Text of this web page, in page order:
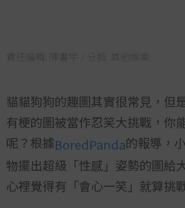
責任編輯: 陳書宇 / 分類: 其他娛樂
貓貓狗狗的趣圖其實很常見，但
有梗的圖被當作忍笑大挑戰，你
呢？根據BoredPanda的報導，
物擺出超級「性感」姿勢的圖給
心裡覺得有「會心一笑」就算挑